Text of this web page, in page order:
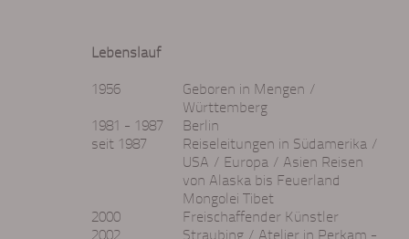
Lebenslauf
1956
Geboren in Mengen /
Württemberg
1981 - 1987
Berlin
seit 1987
Reiseleitungen in Südamerika /
USA / Europa / Asien Reisen
von Alaska bis Feuerland
Mongolei Tibet
2000
Freischaffender Künstler
2002
Straubing / Atelier in Perkam -